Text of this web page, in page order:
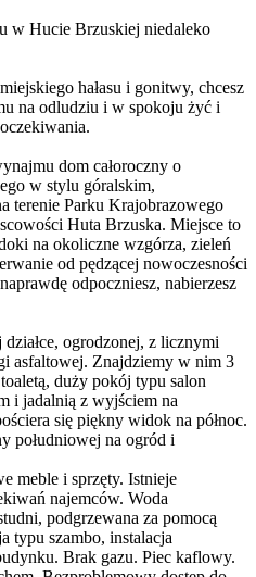
w Hucie Brzuskiej niedaleko
hałasu i gonitwy, chcesz
na odludziu i w spokoju żyć i
dom całoroczny o
w stylu góralskim,
terenie Parku Krajobrazowego
Huta Brzuska. Miejsce to
na okoliczne wzgórza, zieleń
od pędzącej nowoczesności
odpoczniesz, nabierzesz
ogrodzonej, z licznymi
asfaltowej. Znajdziemy w nim 3
duży pokój typu salon
i jadalnią z wyjściem na
się piękny widok na północ.
południowej na ogród i
meble i sprzęty. Istnieje
najemców. Woda
podgrzewana za pomocą
typu szambo, instalacja
Brak gazu. Piec kaflowy.